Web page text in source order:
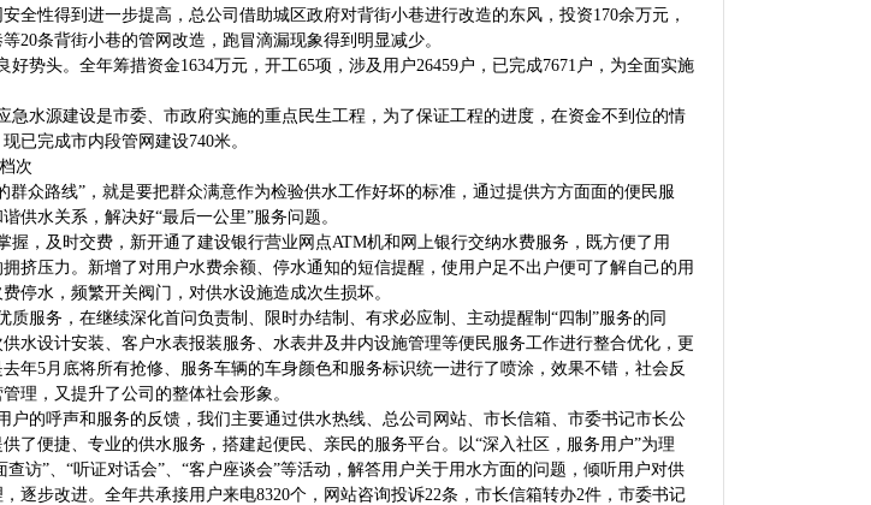
全性得到进一步提高，总公司借助城区政府对背街小巷进行改造的东风，投资170余万元，
20条背街小巷的管网改造，跑冒滴漏现象得到明显减少。
头。全年筹措资金1634万元，开工65项，涉及用户26459户，已完成7671户，为全面实施
水源建设是市委、市政府实施的重点民生工程，为了保证工程的进度，在资金不到位的情
已完成市内段管网建设740米。
次
众路线”，就是要把群众满意作为检验供水工作好坏的标准，通过提供方方面面的便民服
供水关系，解决好“最后一公里”服务问题。
，及时交费，新开通了建设银行营业网点ATM机和网上银行交纳水费服务，既方便了用
挤压力。新增了对用户水费余额、停水通知的短信提醒，使用户足不出户便可了解自己的用
停水，频繁开关阀门，对供水设施造成次生损坏。
服务，在继续深化首问负责制、限时办结制、有求必应制、主动提醒制“四制”服务的同
水设计安装、客户水表报装服务、水表井及井内设施管理等便民服务工作进行整合优化，更
年5月底将所有抢修、服务车辆的车身颜色和服务标识统一进行了喷涂，效果不错，社会反
理，又提升了公司的整体社会形象。
的呼声和服务的反馈，我们主要通过供水热线、总公司网站、市长信箱、市委书记市长公
了便捷、专业的供水服务，搭建起便民、亲民的服务平台。以“深入社区，服务用户”为理
查访”、“听证对话会”、“客户座谈会”等活动，解答用户关于用水方面的问题，倾听用户对供
逐步改进。全年共承接用户来电8320个，网站咨询投诉22条，市长信箱转办2件，市委书记